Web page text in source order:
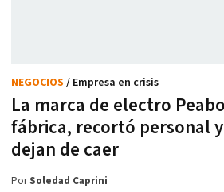
La marca de electro
fábrica, recortó personal
dejan de caer
NEGOCIOS / Empresa en crisis
PorSoledad Caprini